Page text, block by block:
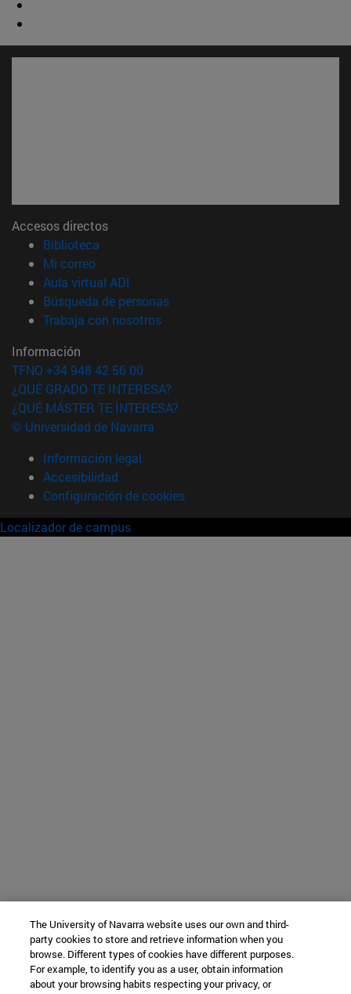
Accesos directos
Biblioteca
Mi correo(abre en nueva ventana)
Aula virtual ADI
Búsqueda de personas(abre en nueva ventana)
Trabaja con nosotros(abre en nueva ventana)
Información
TFNO +34 948 42 56 00
¿QUÉ GRADO TE INTERESA?
¿QUÉ MÁSTER TE INTERESA?
© Universidad de Navarra
Información legal
Accesibilidad
Configuración de cookies
Localizador de campus
The University of Navarra website uses our own and third-
party cookies to store and retrieve information when you
browse. Different types of cookies have different purposes.
For example, to identify you as a user, obtain information
about your browsing habits respecting your privacy, or